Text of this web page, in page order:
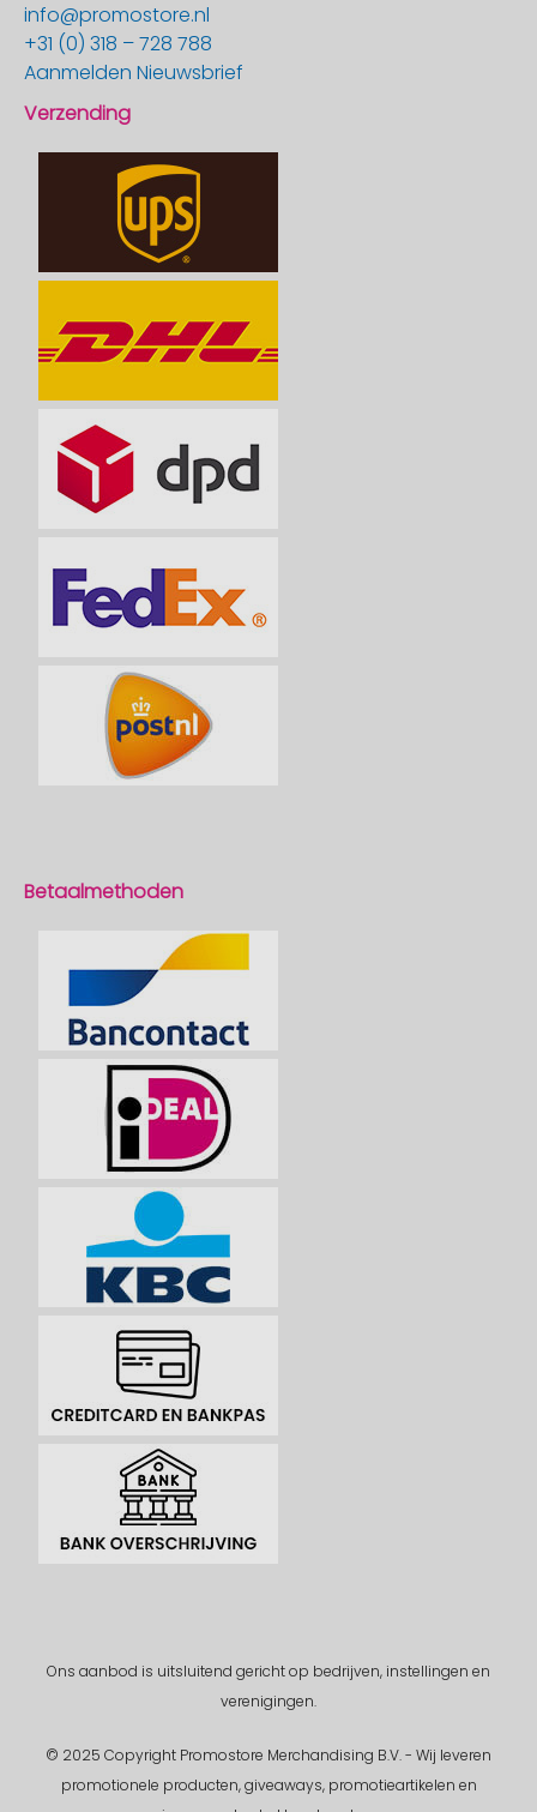
info@promostore.nl
+31 (0) 318 – 728 788
Aanmelden Nieuwsbrief
Verzending
Betaalmethoden
Ons aanbod is uitsluitend gericht op bedrijven, instellingen en
verenigingen.
© 2025 Copyright Promostore Merchandising B.V. - Wij leveren
promotionele producten, giveaways, promotieartikelen en